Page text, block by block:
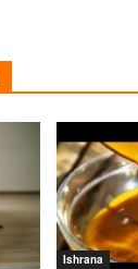
Ishrana